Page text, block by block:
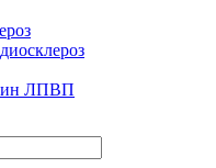
ЛПВП